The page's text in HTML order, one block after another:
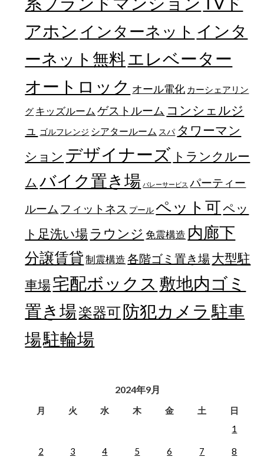
アホン インターネット インタ
ーネット無料エレベーター
オートロック オール電化 カーシェアリン
グ キッズルーム ゲストルーム コンシェルジ
ュ
ゴルフレンジ シアタールーム スパ タワーマン
ション デザイナーズ トランクルー
ム バイク置き場 バレーサービス パーティー
ルーム フィットネス プール ペット可ペッ
ト足洗い場 ラウンジ 免震構造 内廊下
分譲賃貸 制震構造 各階ゴミ置き場大型駐
車場宅配ボックス 敷地内ゴミ
置き場楽器可防犯カメラ 駐車
場駐輪場
2024年9月
月 火 水 木 金 土
日
1
2 3 4 5 6 7 8